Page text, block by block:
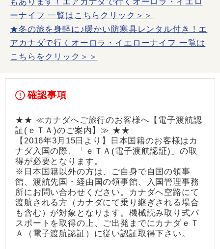
ーナイフ 一覧はこちらクリック＞＞
★冬の旅を身軽に♪暖かい防寒具レンタル付き！エ
アカナダで行くオーロラ・イエローナイフ 一覧は
こちらをクリック＞＞
確認事項
★★ ≪カナダへご旅行のお客様へ【電子渡航認
証(ｅＴＡ)のご案内】≫ ★★
【2016年3月15日より】日本国籍のお客様はカ
ナダ入国の際、「ｅＴＡ(電子渡航認証)」の取
得が必要となります。
※日本国籍以外の方は、ご自身で自国の領事
館、渡航先国・経由国の領事館、入国管理事務
所にお問い合わせください。カナダへ空路にて
渡航される方（カナダにて乗り継ぎされる場合
も含む）が対象となります。機械読み取り式パ
スポートを取得の上、ご出発までにカナダｅＴ
Ａ（電子渡航認証）に従い認証取得下さい。